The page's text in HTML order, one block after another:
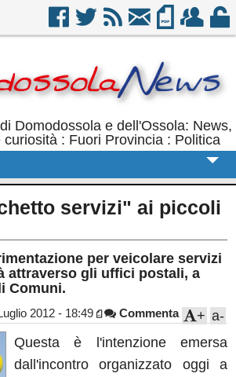
Domodossola e dell'Ossola: News,
curiosità : Fuori Provincia : Politica
servizi" ai piccoli
per veicolare servizi
attraverso gli uffici postali, a
Comuni.
2012 - 18:49 Commenta a-
+
Questa è l'intenzione emersa
dall'incontro organizzato oggi a